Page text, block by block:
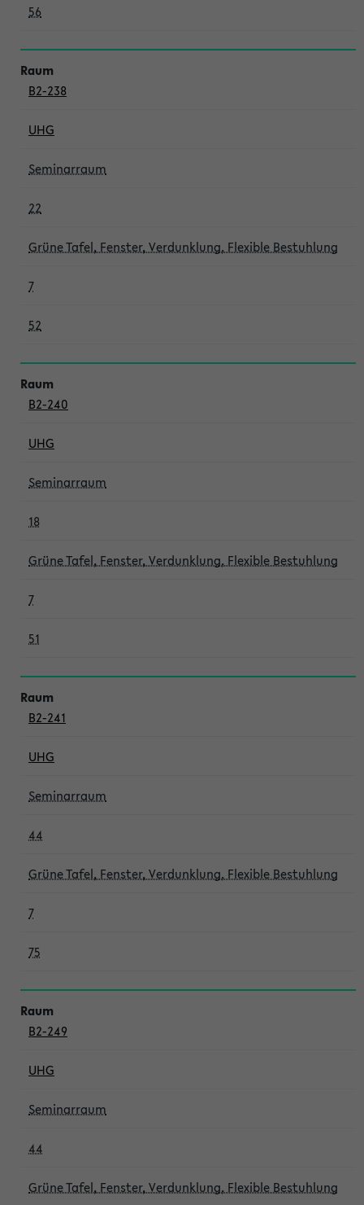
56
B2-238
UHG
Seminarraum
22
Grüne Tafel, Fenster, Verdunklung, Flexible Bestuhlung
7
52
B2-240
UHG
Seminarraum
18
Grüne Tafel, Fenster, Verdunklung, Flexible Bestuhlung
7
51
B2-241
UHG
Seminarraum
44
Grüne Tafel, Fenster, Verdunklung, Flexible Bestuhlung
7
75
B2-249
UHG
Seminarraum
44
Grüne Tafel, Fenster, Verdunklung, Flexible Bestuhlung